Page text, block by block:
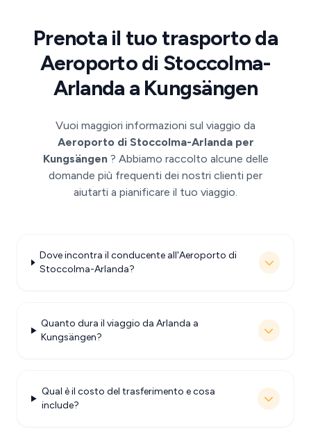
Prenota il tuo trasporto da
Aeroporto di Stoccolma-
Arlanda a Kungsängen
Vuoi maggiori informazioni sul viaggio da
Aeroporto di Stoccolma-Arlanda per
Kungsängen ? Abbiamo raccolto alcune delle
domande più frequenti dei nostri clienti per
aiutarti a pianificare il tuo viaggio.
Dove incontra il conducente all'Aeroporto di
Stoccolma-Arlanda?
Quanto dura il viaggio da Arlanda a
Kungsängen?
Qual è il costo del trasferimento e cosa
include?